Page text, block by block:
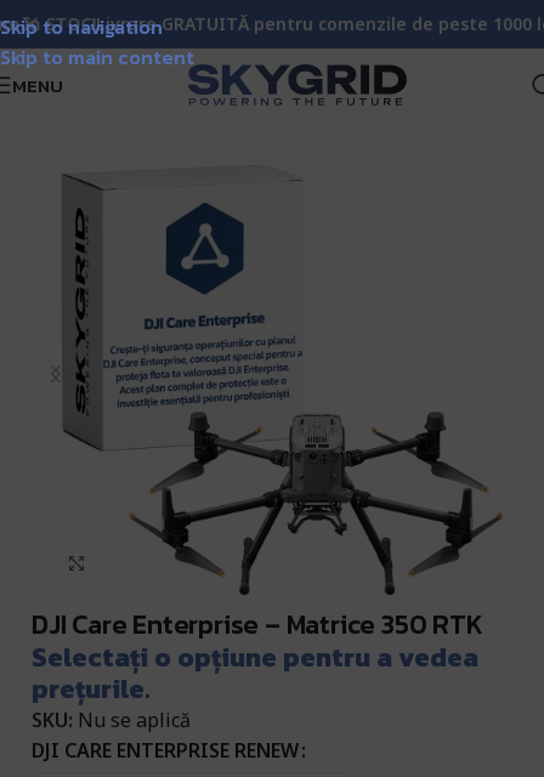
Skip to navigation
Skip to main content
Livrare GRATUITĂ pentru comenzile de peste 1000 lei!
MENU& Mentenanță Drone DJI: Care Enterprise | SkyGrid
Click pentru a mări
DJI Care Enterprise – Matrice 350 RTK
Selectați o opțiune pentru a vedea
prețurile.
SKU: Nu se aplică
DJI CARE ENTERPRISE RENEW